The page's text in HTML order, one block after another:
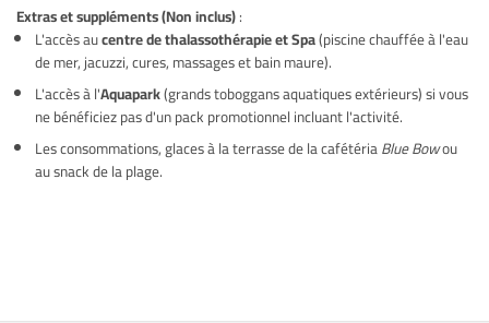
Extras et suppléments (Non inclus):
L'accès aucentre de thalassothérapie et Spa(piscine chauffée à l'eau
de mer, jacuzzi, cures, massages et bain maure).
L'accès à l'Aquapark(grands toboggans aquatiques extérieurs) si vous
ne bénéficiez pas d'un pack promotionnel incluant l'activité.
Les consommations, glaces à la terrasse de la cafétériaBlue Bowou
au snack de la plage.